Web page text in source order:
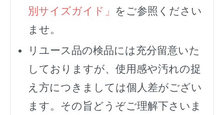
別サイズガイド」 をご参照ください
ませ。
リユース品の検品には充分留意いた
しておりますが、使用感や汚れの捉
え方につきましては個人差がござい
ます。その旨どうぞご理解下さいま